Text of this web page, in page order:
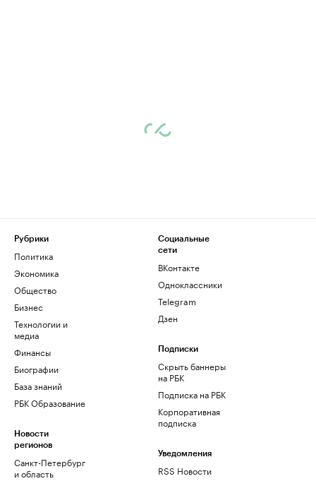
Рубрики
Политика
Экономика
Общество
Бизнес
Технологии и
медиа
Финансы
Биографии
База знаний
РБК Образование
Новости
регионов
Санкт-Петербург
и область
Социальные
сети
ВКонтакте
Одноклассники
Telegram
Дзен
Подписки
Скрыть баннеры
на РБК
Подписка на РБК
Корпоративная
подписка
Уведомления
RSS Новости